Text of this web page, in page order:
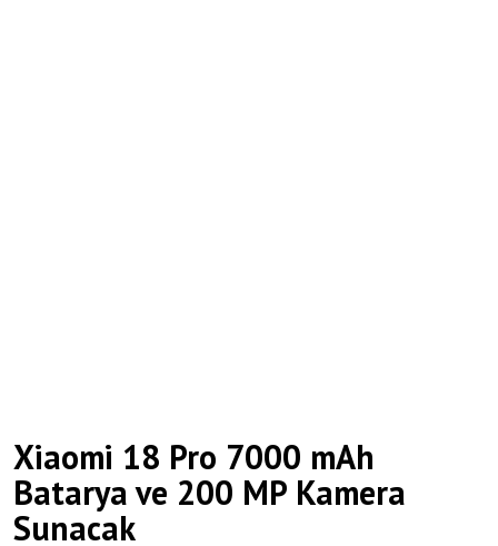
Xiaomi 18 Pro 7000 mAh
Batarya ve 200 MP Kamera
Sunacak